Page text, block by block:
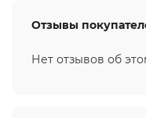
Отзывы
Нет отзывов об